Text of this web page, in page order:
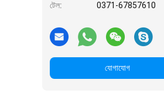
টেল: 0371-67857610
যোগাযোগ